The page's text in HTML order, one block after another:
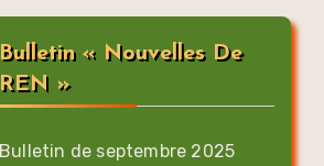
Bulletin « Nouvelles De
REN »
Bulletin de septembre 2025